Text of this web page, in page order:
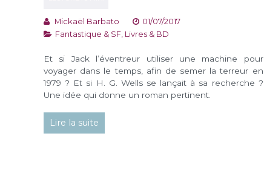
Mickaël Barbato
01/07/2017
Fantastique & SF, Livres & BD
Et si Jack l’éventreur utiliser une machine pour
voyager dans le temps, afin de semer la terreur en
1979 ? Et si H. G. Wells se lançait à sa recherche ?
Une idée qui donne un roman pertinent.
Lire la suite